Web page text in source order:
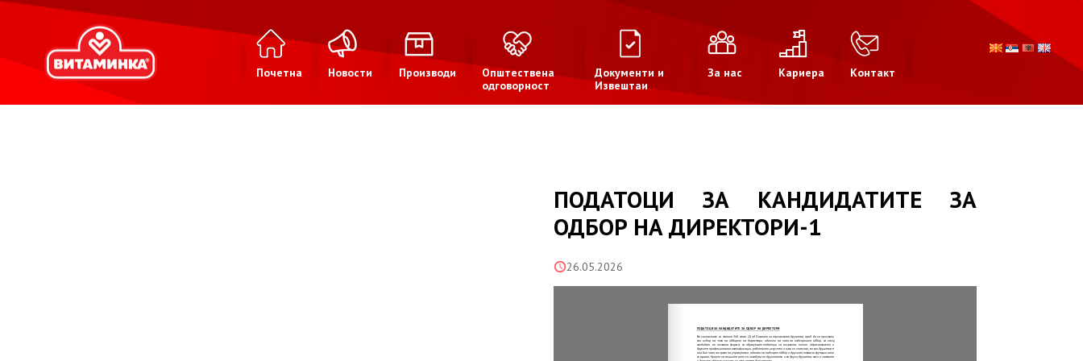
Почетна Новости Производи
Општествена
одговорност
Документи и
Извештаи
За нас Кариера Контакт
ПОДАТОЦИ ЗА КАНДИДАТИТЕ ЗА
ОДБОР НА ДИРЕКТОРИ-1
26.05.2026